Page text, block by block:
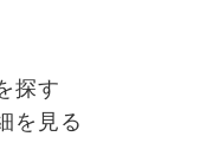
探す
を見る